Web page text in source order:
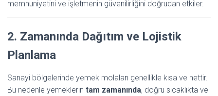
memnuniyetini ve işletmenin güvenilirliğini doğrudan etkiler.
2. Zamanında Dağıtım ve Lojistik
Planlama
Sanayi bölgelerinde yemek molaları genellikle kısa ve nettir.
Bu nedenle yemeklerin tam zamanında, doğru sıcaklıkta ve